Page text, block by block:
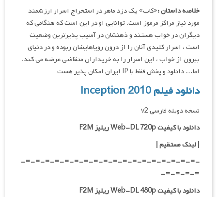
خلاصه داستان :«کاب» یک دزد ماهر در استخراج اسرار ارزشمند
مورد نیاز مراکز مرموز است. توانایی او در این است که هنگامی که
دیگران در خواب هستند و ذهنشان در آسیب پذیرترین وضعیت
است ، اسرار کلیدی آنان را از درون رویاهایشان ربوده و در دنیای
بیرون از خواب ، این اسرار را به خریداران متقاضی عرضه می کند.
اما… دانلود و پخش فقط با IP ایران امکان پذیر هست
دانلود فیلم Inception 2010
نسخه دوبله فارسی v2
دانلود با کیفیت Web-DL 720p ریلیز F2M
|لینک مستقیم|
-=-=-=-=-=-=-=-=-=-=-=-=-=-=-=-=-=-=-
=-=-=-=-
دانلود با کیفیت Web-DL 480p ریلیز F2M